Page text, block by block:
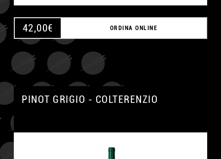
42,00€ ORDINA ONLINE
PINOT GRIGIO - COLTERENZIO